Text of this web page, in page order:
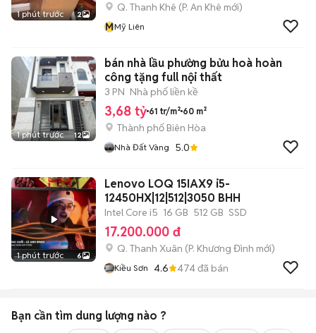
1 phút trước 2
Q. Thanh Khê (P. An Khê mới)
MMỹ Liên
1 phút trước 12
bán nhà lầu phường bửu hoà hoàn
công tặng full nội thất
3 PN Nhà phố liền kề
3,68 tỷ 61 tr/m² 60 m²
Thành phố Biên Hòa
Nhà Đất Vàng 5.0
1 phút trước 6
Lenovo LOQ 15IAX9 i5-
12450HX|12|512|3050 BHH
Intel Core i5 16 GB 512 GB SSD
17.200.000 đ
Q. Thanh Xuân (P. Khương Đình mới)
Kiều Sơn 4.6 474đã bán
Bạn cần tìm dung lượng nào ?